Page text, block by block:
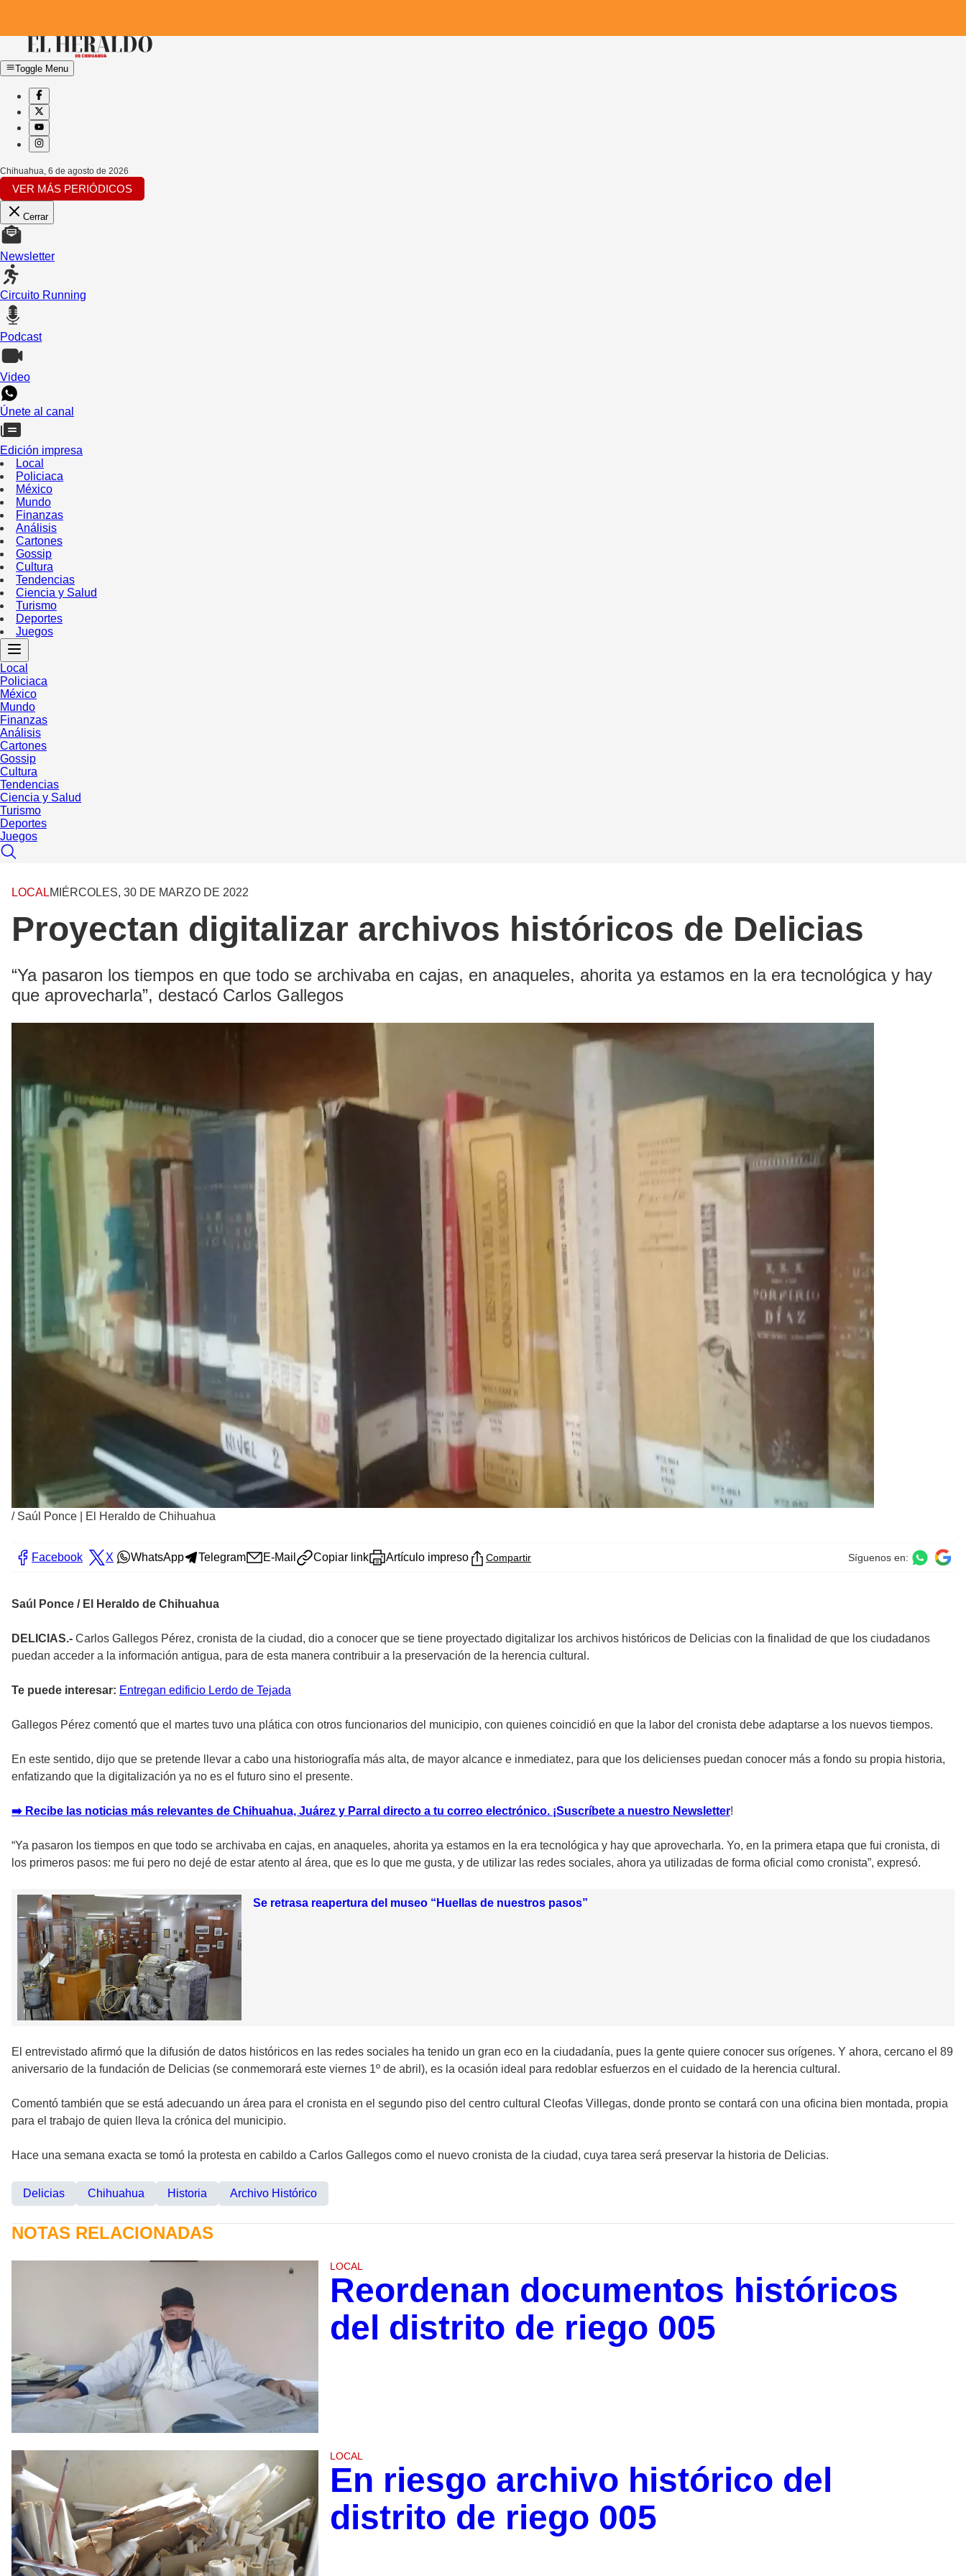
Toggle Menu
Chihuahua 6 de agosto de 2026
VER MÁS PERIÓDICOS
Cerrar
Newsletter
Circuito Running
Podcast
Video
Únete al canal
Edición impresa
Local
Policiaca
México
Mundo
Finanzas
Análisis
Cartones
Gossip
Cultura
Tendencias
Ciencia y Salud
Turismo
Deportes
Juegos
Local
Policiaca
México
Mundo
Finanzas
Análisis
Cartones
Gossip
Cultura
Tendencias
Ciencia y Salud
Turismo
Deportes
Juegos
LOCALMIÉRCOLES, 30 DE MARZO DE 2022
Proyectan digitalizar archivos históricos de Delicias
“Ya pasaron los tiempos en que todo se archivaba en cajas, en anaqueles, ahorita ya estamos en la era tecnológica y hay
que aprovecharla”, destacó Carlos Gallegos
/ Saúl Ponce | El Heraldo de Chihuahua
Facebook X WhatsApp Telegram E-Mail Copiar link Artículo impreso Compartir Síguenos en:
Saúl Ponce / El Heraldo de Chihuahua
DELICIAS.- Carlos Gallegos Pérez, cronista de la ciudad, dio a conocer que se tiene proyectado digitalizar los archivos históricos de Delicias con la finalidad de que los ciudadanos
puedan acceder a la información antigua, para de esta manera contribuir a la preservación de la herencia cultural.
Te puede interesar: Entregan edificio Lerdo de Tejada
Gallegos Pérez comentó que el martes tuvo una plática con otros funcionarios del municipio, con quienes coincidió en que la labor del cronista debe adaptarse a los nuevos tiempos.
En este sentido, dijo que se pretende llevar a cabo una historiografía más alta, de mayor alcance e inmediatez, para que los delicienses puedan conocer más a fondo su propia historia,
enfatizando que la digitalización ya no es el futuro sino el presente.
➡️ Recibe las noticias más relevantes de Chihuahua, Juárez y Parral directo a tu correo electrónico. ¡Suscríbete a nuestro Newsletter!
“Ya pasaron los tiempos en que todo se archivaba en cajas, en anaqueles, ahorita ya estamos en la era tecnológica y hay que aprovecharla. Yo, en la primera etapa que fui cronista, di
los primeros pasos: me fui pero no dejé de estar atento al área, que es lo que me gusta, y de utilizar las redes sociales, ahora ya utilizadas de forma oficial como cronista”, expresó.
Se retrasa reapertura del museo “Huellas de nuestros pasos”
El entrevistado afirmó que la difusión de datos históricos en las redes sociales ha tenido un gran eco en la ciudadanía, pues la gente quiere conocer sus orígenes. Y ahora, cercano el 89
aniversario de la fundación de Delicias (se conmemorará este viernes 1º de abril), es la ocasión ideal para redoblar esfuerzos en el cuidado de la herencia cultural.
Comentó también que se está adecuando un área para el cronista en el segundo piso del centro cultural Cleofas Villegas, donde pronto se contará con una oficina bien montada, propia
para el trabajo de quien lleva la crónica del municipio.
Hace una semana exacta se tomó la protesta en cabildo a Carlos Gallegos como el nuevo cronista de la ciudad, cuya tarea será preservar la historia de Delicias.
Delicias Chihuahua Historia Archivo Histórico
NOTAS RELACIONADAS
LOCAL
Reordenan documentos históricos
del distrito de riego 005
LOCAL
En riesgo archivo histórico del
distrito de riego 005